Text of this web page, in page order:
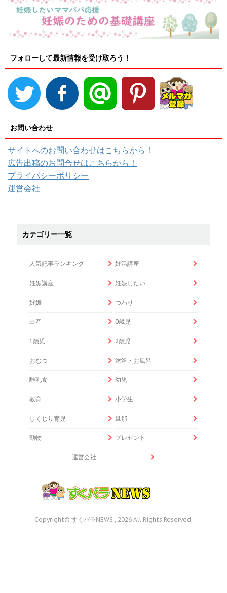
フォローして最新情報を受け取ろう！
お問い合わせ
サイトへのお問い合わせはこちらから！
広告出稿のお問合せはこちらから！
プライバシーポリシー
運営会社
カテゴリー一覧
人気記事ランキング 妊活講座
妊娠講座 妊娠したい
妊娠 つわり
出産 0歳児
1歳児 2歳児
おむつ 沐浴・お風呂
離乳食 幼児
教育 小学生
しくじり育児 旦那
動物 プレゼント
運営会社
Copyright© すくパラNEWS , 2026 All Rights Reserved.